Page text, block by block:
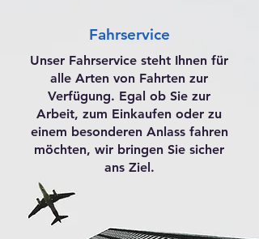
Fahrservice
Unser Fahrservice steht Ihnen für
alle Arten von Fahrten zur
Verfügung. Egal ob Sie zur
Arbeit, zum Einkaufen oder zu
einem besonderen Anlass fahren
möchten, wir bringen Sie sicher
ans Ziel.